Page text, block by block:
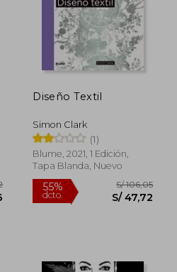
55%
dcto.
Diseño Textil
Simon Clark
(1)
Blume, 2021, 1 Edición,
Tapa Blanda, Nuevo